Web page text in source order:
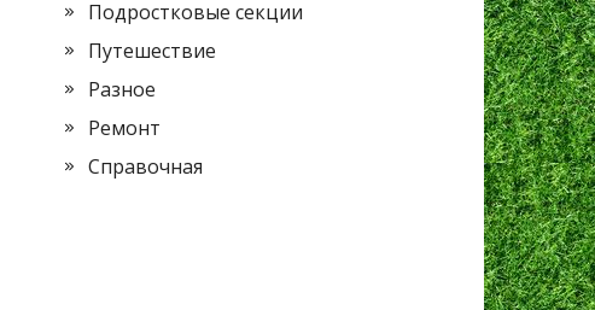
Подростковые секции
Путешествие
Разное
Ремонт
Справочная